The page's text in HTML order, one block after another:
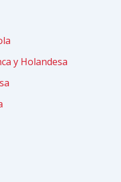
y Holandesa